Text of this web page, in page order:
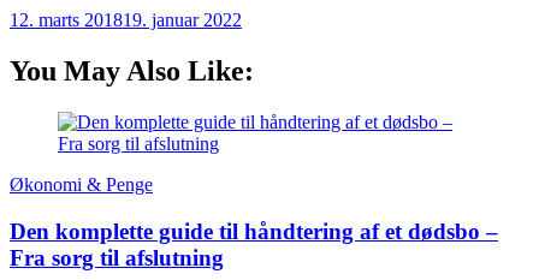
12. marts 201819. januar 2022
You May Also Like:
Økonomi & Penge
Den komplette guide til håndtering af et dødsbo –
Fra sorg til afslutning